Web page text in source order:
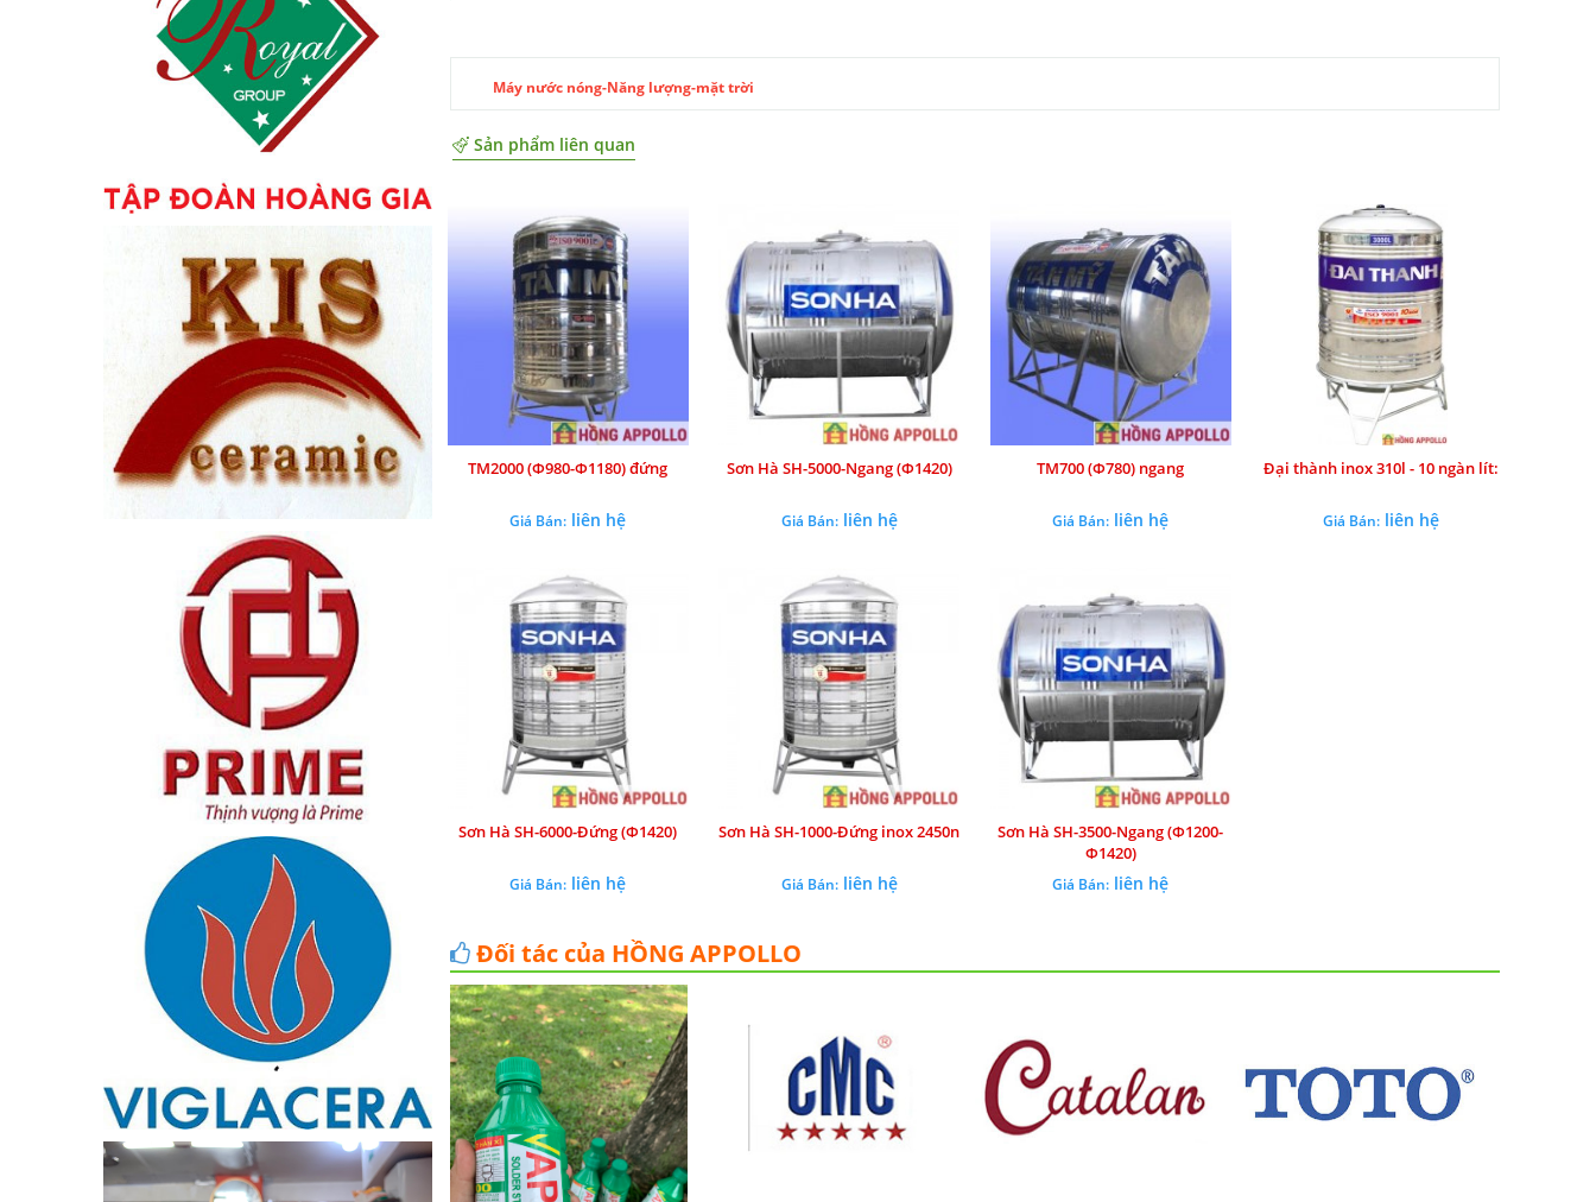
Máy nước nóng-Năng lượng-mặt trời
Sản phẩm liên quan
TM2000 (Ф980-Ф1180) đứng
Giá Bán: liên hệ
Sơn Hà SH-5000-Ngang (Ф1420)
Giá Bán:liên hệ
TM700 (Ф780) ngang
Giá Bán: liên hệ
Đại thành inox 310l - 10 ngàn lít:
Giá Bán: liên hệ
Sơn Hà SH-6000-Đứng (Ф1420)
Giá Bán: liên hệ
Sơn Hà SH-1000-Đứng inox 2450n
Giá Bán:liên hệ
Sơn Hà SH-3500-Ngang (Ф1200-
Ф1420)
Giá Bán: liên hệ
Đối tác của HỒNG APPOLLO